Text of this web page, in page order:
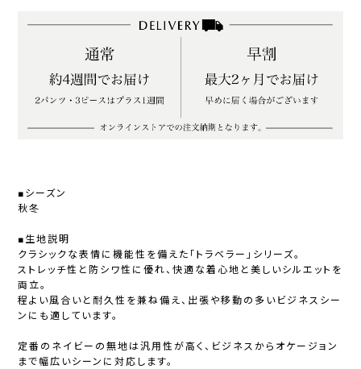
■シーズン
秋冬
■生地説明
クラシックな表情に機能性を備えた「トラベラー」シリーズ。
ストレッチ性と防シワ性に優れ、快適な着心地と美しいシルエットを
両立。
程よい風合いと耐久性を兼ね備え、出張や移動の多いビジネスシー
ンにも適しています。
定番のネイビーの無地は汎用性が高く、ビジネスからオケージョン
まで幅広いシーンに対応します。